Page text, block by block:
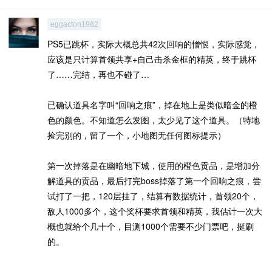
eggacton1982
PS5已跳杯，实际大概总共42次回响的憎恨，实际感觉，
应该是只计算首领共享+自己击杀金框的精英，终于跳杯
了……完结，再也不碰了…
已确认道具名字叫“回响之痕”，掉在地上是类似暗金的橙
色的颜色。不知道怎么发图，太少见了这个道具。（特地
捡完别的，留了一个，小地图无任何图标提示）
第一次掉落是在幽暗地下城，使用的橙色贡品，是增加分
解道具的贡品，最后打完boss掉落了第一个回响之痕，尝
试打了一把，120层挂了，结算有数据统计，首领20个，
敌人1000多个，这个奖杯要求首领和精英，我估计一次大
概也就给个几十个，目测1000个需要不少门票吧，挺刷
的。